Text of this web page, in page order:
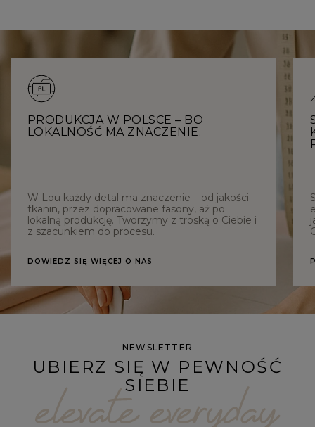
PRODUKCJA W POLSCE – BO
LOKALNOŚĆ MA ZNACZENIE.
W Lou każdy detal ma znaczenie – od jakości
tkanin, przez dopracowane fasony, aż po
lokalną produkcję. Tworzymy z troską o Ciebie i
z szacunkiem do procesu.
DOWIEDZ SIĘ WIĘCEJ O NAS
NEWSLETTER
UBIERZ SIĘ W PEWNOŚĆ
SIEBIE